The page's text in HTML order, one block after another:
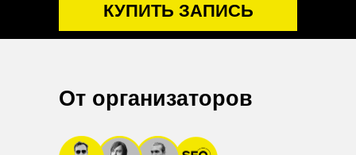
КУПИТЬ ЗАПИСЬ
От организаторов